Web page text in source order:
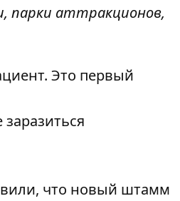
парки аттракционов,
. Это первый
что новый штамм